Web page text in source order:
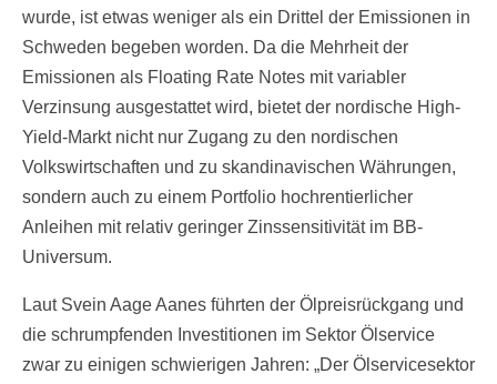
wurde, ist etwas weniger als ein Drittel der Emissionen in
Schweden begeben worden. Da die Mehrheit der
Emissionen als Floating Rate Notes mit variabler
Verzinsung ausgestattet wird, bietet der nordische High-
Yield-Markt nicht nur Zugang zu den nordischen
Volkswirtschaften und zu skandinavischen Währungen,
sondern auch zu einem Portfolio hochrentierlicher
Anleihen mit relativ geringer Zinssensitivität im BB-
Universum.
Laut Svein Aage Aanes führten der Ölpreisrückgang und
die schrumpfenden Investitionen im Sektor Ölservice
zwar zu einigen schwierigen Jahren: „Der Ölservicesektor